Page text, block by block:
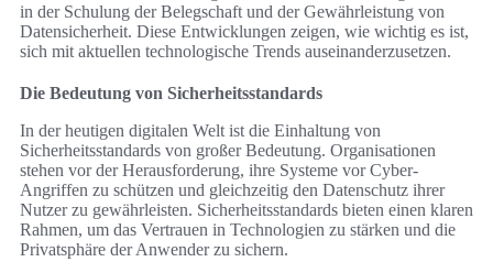
in der Schulung der Belegschaft und der Gewährleistung von
Datensicherheit. Diese Entwicklungen zeigen, wie wichtig es ist,
sich mit aktuellen technologische Trends auseinanderzusetzen.
Die Bedeutung von Sicherheitsstandards
In der heutigen digitalen Welt ist die Einhaltung von
Sicherheitsstandards von großer Bedeutung. Organisationen
stehen vor der Herausforderung, ihre Systeme vor Cyber-
Angriffen zu schützen und gleichzeitig den Datenschutz ihrer
Nutzer zu gewährleisten. Sicherheitsstandards bieten einen klaren
Rahmen, um das Vertrauen in Technologien zu stärken und die
Privatsphäre der Anwender zu sichern.